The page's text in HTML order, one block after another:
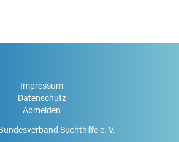
Impressum
Datenschutz
Abmelden
Suchthilfe e. V.